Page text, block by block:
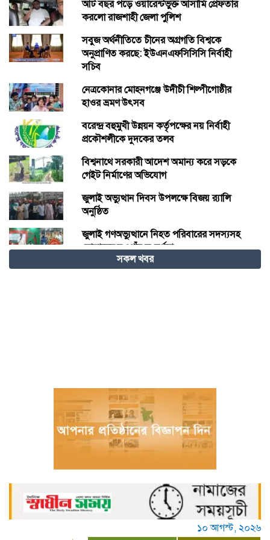
আট বছর পড়ে ওয়ারেন্টভুক্ত আসামি প্রেফতার
করলো রাজশাহী জেলা পুলিশ
সবুজ অর্থনীতিতে চীনের অগ্রগতি বিশ্বকে
অনুপ্রাণিত করছে: ইউএনএফসিসিসি নির্বাহী
সচিব
নেত্রকোনার মোহনগঞ্জে উদীচী শিল্পীগোষ্ঠীর
হাওর ভ্রমণ উৎসব
বরেন্দ্র বহুমুখী উন্নয়ন কর্তৃপক্ষের নয় নির্বাহী
প্রকৌশলীকে দুদকের তলব
বিশ্বনাথে সরকারী আদেশ অমান্য করে সড়কে
গেইট নির্মাণের অভিযোগ
জুলাই অভ্যুত্থান দিবস উপলক্ষে বিজয় র‍্যালি
অনুষ্ঠিত
জুলাই গণঅভ্যুত্থানে নিহত পরিবারের সদস্যসহ
যোদ্ধাদের নওগাঁয় সংবর্ধনা
দাবদাহের বিশ্বে শীতল গন্তব্য হিসেবে চীনের
বরগুনায় পুলিশের বিশেষ অভিযানে বিপুল
পরিমাণ টাকা ও স্বর্ণালংকারসহ আটক ২
মধ্যনগর সীমান্তে বাঙ্গালভিটায় বিজিবির
অভিযানে, ২৮ ভারতীয় গরু ও ১ টি স্টিলবডি
চিতলমারী থানা প্রেসক্লাবের কমিটি ঘোষণা :
সভাপতি শহিদুল হক টিপু, সিনি: সহ সভাপতি
মো: আজাদ খান, সাধারণ সম্পাদক অরুন কুমার
সকল খবর
১০ আগস্ট, ২০২৬